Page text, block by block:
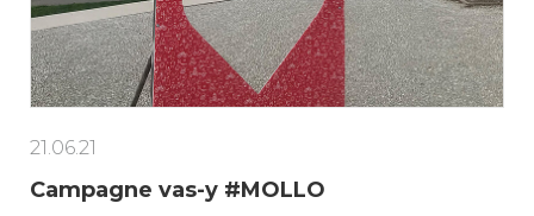
21.06.21
Campagne vas-y #MOLLO